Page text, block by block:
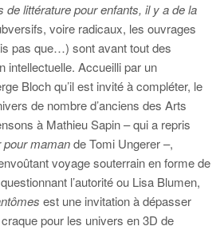
de littérature pour enfants, il y a de la
voire radicaux, les ouvrages
pas que…) sont avant tout des
intellectuelle. Accueilli par un
Bloch qu’il est invité à compléter, le
de nombre d’anciens des Arts
à Mathieu Sapin – qui a repris
pour mamande Tomi Ungerer –,
voyage souterrain en forme de
l’autorité ou Lisa Blumen,
est une invitation à dépasser
pour les univers en 3D de